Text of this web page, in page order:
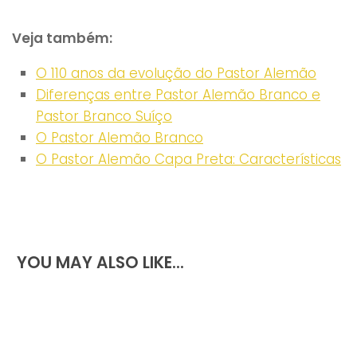
Veja também:
O 110 anos da evolução do Pastor Alemão
Diferenças entre Pastor Alemão Branco e
Pastor Branco Suíço
O Pastor Alemão Branco
O Pastor Alemão Capa Preta: Características
YOU MAY ALSO LIKE...